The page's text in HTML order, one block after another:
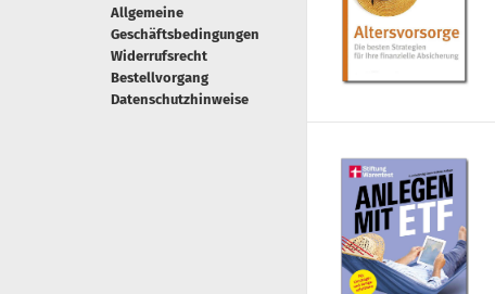
Allgemeine
Geschäftsbedingungen
Widerrufsrecht
Bestellvorgang
Datenschutzhinweise